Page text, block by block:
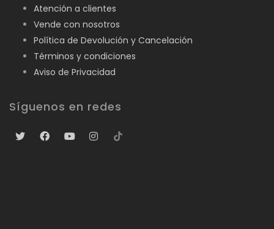
Atención a clientes
Vende con nosotros
Política de Devolución y Cancelación
Términos y condiciones
Aviso de Privacidad
Síguenos en redes